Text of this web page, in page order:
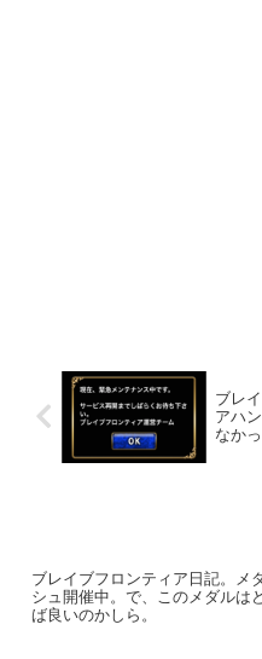
ブレ
アハ
なか
ブレイブフロンティア日記。メ
シュ開催中。で、このメダルは
ば良いのかしら。